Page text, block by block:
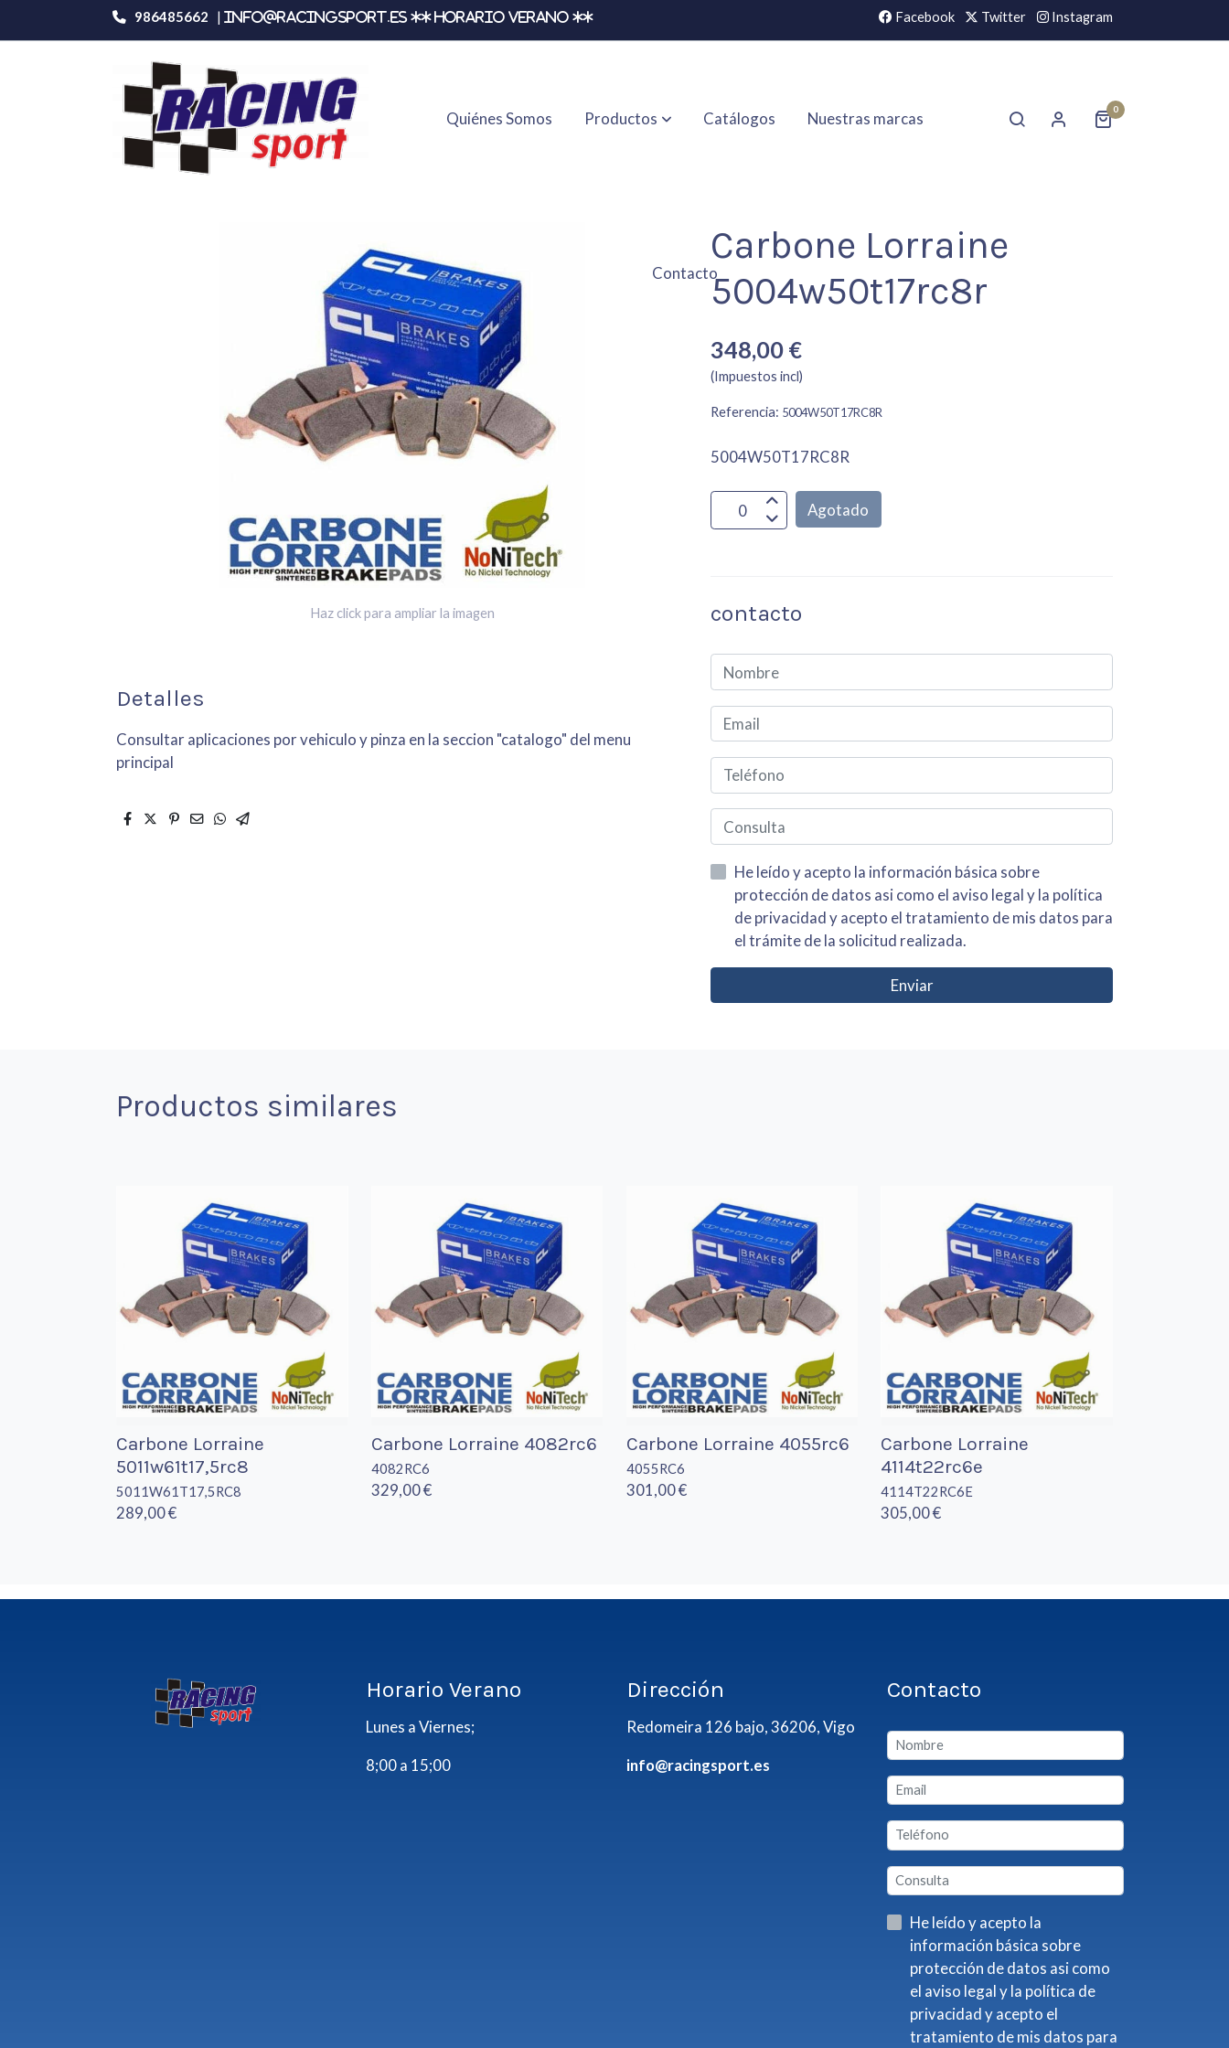
986485662 | info@racingsport.es ** HORARIO VERANO ** Facebook Twitter Instagram
Quiénes Somos Productos Catálogos Nuestras marcas
Contacto
0
Productos Carbone Lorraine 5004w50t17rc8r
Haz click para ampliar la imagen
Detalles
Consultar aplicaciones por vehiculo y pinza en la seccion "catalogo" del menu
principal
Carbone Lorraine
5004w50t17rc8r
348,00 €
(Impuestos incl)
Referencia: 5004W50T17RC8R
5004W50T17RC8R
Agotado
contacto
He leído y acepto la información básica sobre
protección de datos asi como el aviso legal y la política
de privacidad y acepto el tratamiento de mis datos para
el trámite de la solicitud realizada.
Enviar
Productos similares
Carbone Lorraine
5011w61t17,5rc8
5011W61T17,5RC8
289,00 €
Carbone Lorraine 4082rc6
4082RC6
329,00 €
Carbone Lorraine 4055rc6
4055RC6
301,00 €
Carbone Lorraine
4114t22rc6e
4114T22RC6E
305,00 €
Horario Verano
Lunes a Viernes;
8;00 a 15;00
Dirección
Redomeira 126 bajo, 36206, Vigo
info@racingsport.es
Contacto
He leído y acepto la
información básica sobre
protección de datos asi como
el aviso legal y la política de
privacidad y acepto el
tratamiento de mis datos para